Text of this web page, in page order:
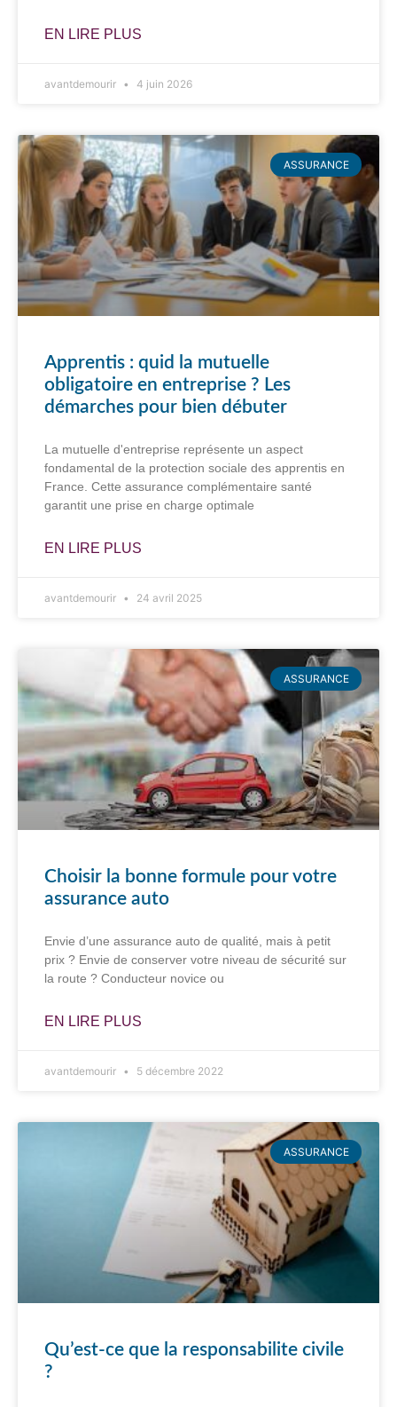
EN LIRE PLUS
avantdemourir 4 juin 2026
ASSURANCE
Apprentis : quid la mutuelle
obligatoire en entreprise ? Les
démarches pour bien débuter
La mutuelle d'entreprise représente un aspect
fondamental de la protection sociale des apprentis en
France. Cette assurance complémentaire santé
garantit une prise en charge optimale
EN LIRE PLUS
avantdemourir 24 avril 2025
ASSURANCE
Choisir la bonne formule pour votre
assurance auto
Envie d’une assurance auto de qualité, mais à petit
prix ? Envie de conserver votre niveau de sécurité sur
la route ? Conducteur novice ou
EN LIRE PLUS
avantdemourir 5 décembre 2022
ASSURANCE
Qu’est-ce que la responsabilite civile
?